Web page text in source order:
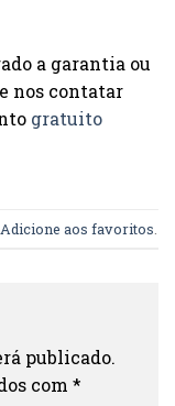
a garantia ou
nos contatar
gratuito
Adicione aos favoritos
publicado.
com *